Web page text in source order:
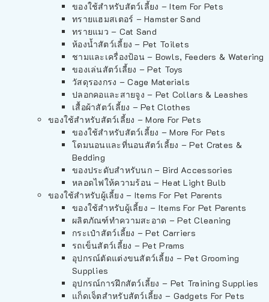
ของใช้สำหรับสัตว์เลี้ยง – Item For Pets
ทรายแฮมสเตอร์ – Hamster Sand
ทรายแมว – Cat Sand
ห้องน้ำสัตว์เลี้ยง – Pet Toilets
ชามและเครื่องป้อน – Bowls, Feeders & Watering
ของเล่นสัตว์เลี้ยง – Pet Toys
วัสดุรองกรง – Cage Materials
ปลอกคอและสายจูง – Pet Collars & Leashes
เสื้อผ้าสัตว์เลี้ยง – Pet Clothes
ของใช้สำหรับสัตว์เลี้ยง – More For Pets
ของใช้สำหรับสัตว์เลี้ยง – More For Pets
โดมนอนและที่นอนสัตว์เลี้ยง – Pet Crates &
Bedding
ของประดับสำหรับนก – Bird Accessories
หลอดไฟให้ความร้อน – Heat Light Bulb
ของใช้สำหรับผู้เลี้ยง – Items For Pet Parents
ของใช้สำหรับผู้เลี้ยง – Items For Pet Parents
ผลิตภัณฑ์ทำความสะอาด – Pet Cleaning
กระเป๋าสัตว์เลี้ยง – Pet Carriers
รถเข็นสัตว์เลี้ยง – Pet Prams
อุปกรณ์ตัดแต่งขนสัตว์เลี้ยง – Pet Grooming
Supplies
อุปกรณ์การฝึกสัตว์เลี้ยง – Pet Training Supplies
แก็ดเจ็ตสำหรับสัตว์เลี้ยง – Gadgets For Pets